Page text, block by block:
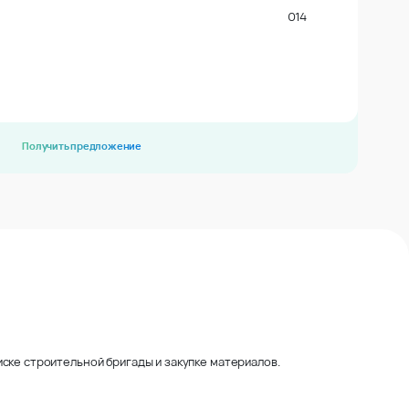
014
Получить предложение
строительной бригады и закупке материалов.